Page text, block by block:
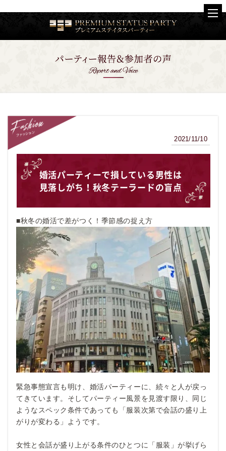
ファッション
2021/11/10
婚活パーティーで損している男性は
見落しがち！秋冬テーラードの盲点
■秋冬の婚活で差がつく！季節感の捉え方
緊急事態宣言も明け、婚活パーティーに、続々と人が戻っ
てきています。そしてパーティー風景を見渡す限り、同じ
ようなスペック条件であっても「服装次第で会話の盛り上
がりが変わる」ようです。
女性と会話が盛り上がる条件のひとつに「服装」が挙げら